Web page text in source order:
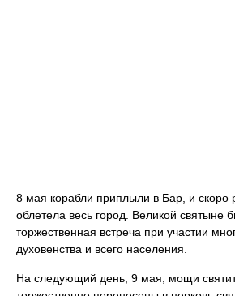
8 мая корабли приплыли в Бар, и скоро
облетела весь город. Великой святыне
торжественная встреча при участии
духовенства и всего населения.
На следующий день, 9 мая, мощи